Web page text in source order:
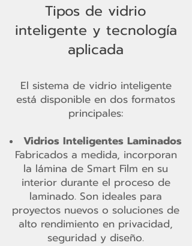
Tipos de vidrio
inteligente y tecnología
aplicada
El sistema de vidrio inteligente
está disponible en dos formatos
principales:
Vidrios Inteligentes Laminados
Fabricados a medida, incorporan
la lámina de Smart Film en su
interior durante el proceso de
laminado. Son ideales para
proyectos nuevos o soluciones de
alto rendimiento en privacidad,
seguridad y diseño.